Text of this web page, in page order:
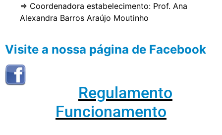
⇒ Coordenadora estabelecimento: Prof. Ana
Alexandra Barros Araújo Moutinho
Visite a nossa página de Facebook
Regulamento
Funcionamento